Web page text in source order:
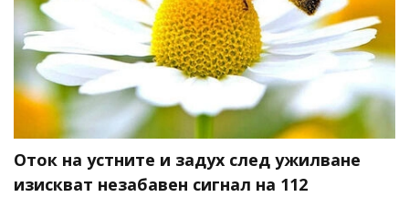
Оток на устните и задух след ужилване
изискват незабавен сигнал на 112